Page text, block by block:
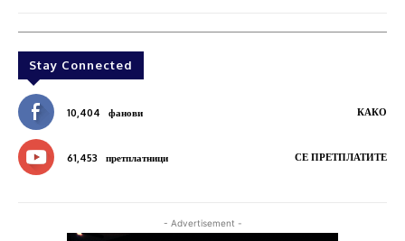
Stay Connected
10,404 фанови КАКО
61,453 претплатници СЕ ПРЕТПЛАТИТЕ
- Advertisement -